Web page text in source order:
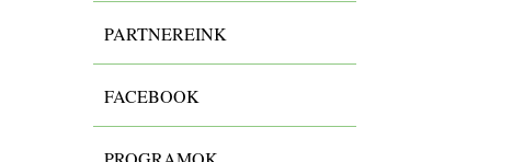
PARTNEREINK
FACEBOOK